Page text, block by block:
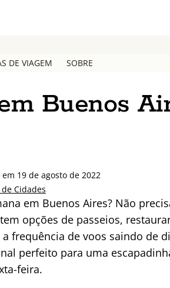
DE VIAGEM SOBRE
Buenos
19 de agosto de 2022
Cidades
em Buenos Aires? Não
opções de passeios,
frequência de voos saindo de
perfeito para uma
feira.